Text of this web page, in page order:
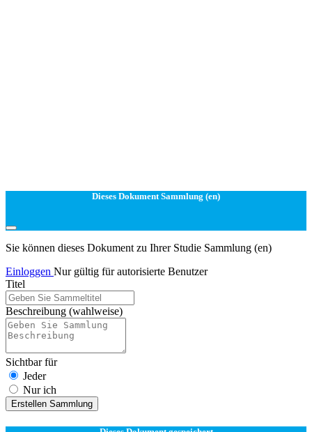
Dieses Dokument Sammlung (en)
Sie können dieses Dokument zu Ihrer Studie Sammlung (en)
Einloggen Nur gültig für autorisierte Benutzer
Titel
Beschreibung (wahlweise)
Sichtbar für
Jeder
Nur ich
Erstellen Sammlung